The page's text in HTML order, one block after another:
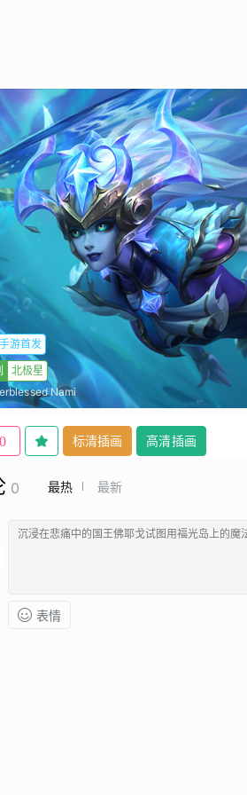
Nami
游首发
北极星
标清插画 高清插画
0 最热 最新
表情